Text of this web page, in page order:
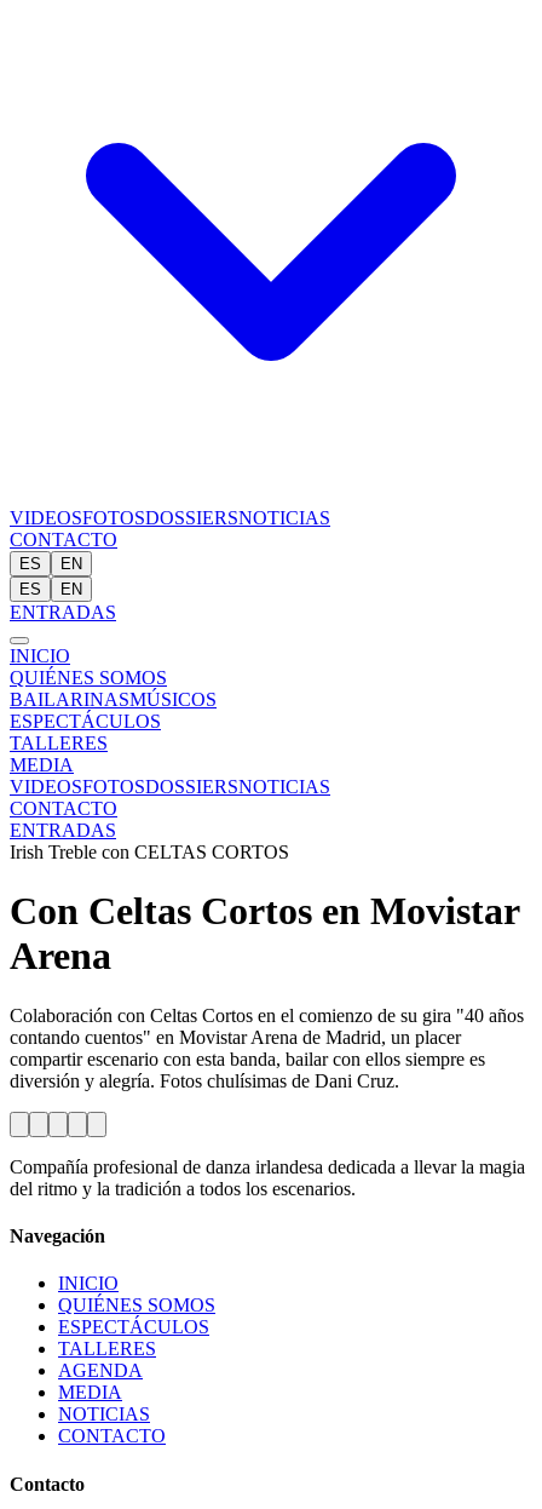
VIDEOSFOTOSDOSSIERSNOTICIAS
CONTACTO
ES
EN
ES
EN
ENTRADAS
INICIO
QUIÉNES SOMOS
BAILARINASMÚSICOS
ESPECTÁCULOS
TALLERES
MEDIA
VIDEOSFOTOSDOSSIERSNOTICIAS
CONTACTO
ENTRADAS
Irish Treble con CELTAS CORTOS
Con Celtas Cortos en Movistar
Arena
Colaboración con Celtas Cortos en el comienzo de su gira "40 años
contando cuentos" en Movistar Arena de Madrid, un placer
compartir escenario con esta banda, bailar con ellos siempre es
diversión y alegría. Fotos chulísimas de Dani Cruz.
Compañía profesional de danza irlandesa dedicada a llevar la magia
del ritmo y la tradición a todos los escenarios.
Navegación
INICIO
QUIÉNES SOMOS
ESPECTÁCULOS
TALLERES
AGENDA
MEDIA
NOTICIAS
CONTACTO
Contacto